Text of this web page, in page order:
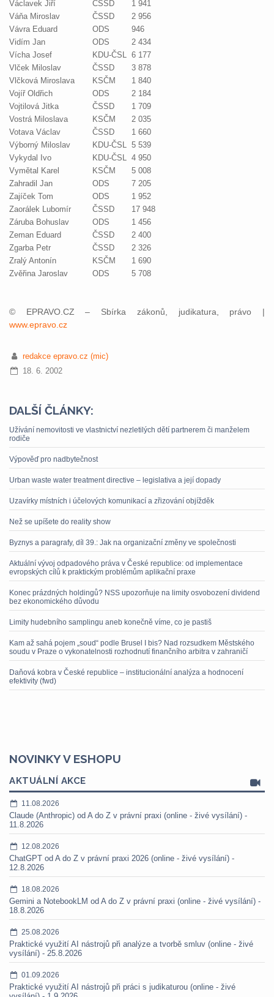
Václavek Jiří
ČSSD
1 941
Váňa Miroslav
ČSSD
2 956
Vávra Eduard
ODS
946
Vidím Jan
ODS
2 434
Vícha Josef
KDU-ČSL 6 177
Vlček Miloslav
ČSSD
3 878
Vlčková Miroslava
KSČM
1 840
Vojíř Oldřich
ODS
2 184
Vojtilová Jitka
ČSSD
1 709
Vostrá Miloslava
KSČM
2 035
Votava Václav
ČSSD
1 660
Výborný Miloslav
KDU-ČSL 5 539
Vykydal Ivo
KDU-ČSL 4 950
Vymětal Karel
KSČM
5 008
Zahradil Jan
ODS
7 205
Zajíček Tom
ODS
1 952
Zaorálek Lubomír
ČSSD
17 948
Záruba Bohuslav
ODS
1 456
Zeman Eduard
ČSSD
2 400
Zgarba Petr
ČSSD
2 326
Zralý Antonín
KSČM
1 690
Zvěřina Jaroslav
ODS 5 708
© EPRAVO.CZ – Sbírka zákonů, judikatura, právo |
www.epravo.cz
redakce epravo.cz (mic)
18. 6. 2002
DALŠÍ ČLÁNKY:
Užívání nemovitosti ve vlastnictví nezletilých dětí partnerem či manželem
rodiče
Výpověď pro nadbytečnost
Urban waste water treatment directive – legislativa a její dopady
Uzavírky místních i účelových komunikací a zřizování objížděk
Než se upíšete do reality show
Byznys a paragrafy, díl 39.: Jak na organizační změny ve společnosti
Aktuální vývoj odpadového práva v České republice: od implementace
evropských cílů k praktickým problémům aplikační praxe
Konec prázdných holdingů? NSS upozorňuje na limity osvobození dividend
bez ekonomického důvodu
Limity hudebního samplingu aneb konečně víme, co je pastiš
Kam až sahá pojem „soud“ podle Brusel I bis? Nad rozsudkem Městského
soudu v Praze o vykonatelnosti rozhodnutí finančního arbitra v zahraničí
Daňová kobra v České republice – institucionální analýza a hodnocení
efektivity (fwd)
NOVINKY V ESHOPU
AKTUÁLNÍ AKCE
11.08.2026
Claude (Anthropic) od A do Z v právní praxi (online - živé vysílání) -
11.8.2026
12.08.2026
ChatGPT od A do Z v právní praxi 2026 (online - živé vysílání) -
12.8.2026
18.08.2026
Gemini a NotebookLM od A do Z v právní praxi (online - živé vysílání) -
18.8.2026
25.08.2026
Praktické využití AI nástrojů při analýze a tvorbě smluv (online - živé
vysílání) - 25.8.2026
01.09.2026
Praktické využití AI nástrojů při práci s judikaturou (online - živé